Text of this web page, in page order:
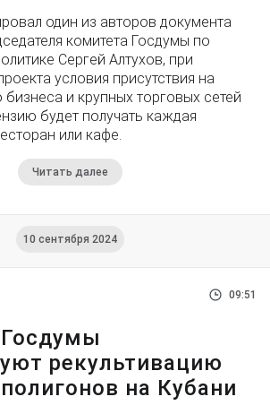
один из авторов документа
комитета Госдумы по
Сергей Алтухов, при
условия присутствия на
и крупных торговых сетей
будет получать каждая
или кафе.
Читать далее
10 сентября 2024
09:51
рекультивацию
на Кубани